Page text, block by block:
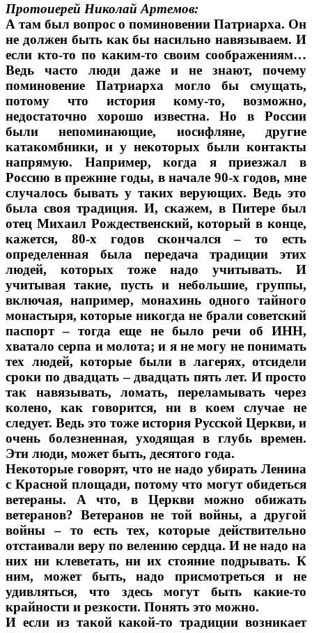
Протоиерей Николай Артемов:
А там был вопрос о поминовении Патриарха. Он
не должен быть как бы насильно навязываем. И
если кто-то по каким-то своим соображениям…
Ведь часто люди даже и не знают, почему
поминовение Патриарха могло бы смущать,
потому что история кому-то, возможно,
недостаточно хорошо известна. Но в России
были непоминающие, иосифляне, другие
катакомбники, и у некоторых были контакты
напрямую. Например, когда я приезжал в
Россию в прежние годы, в начале 90-х годов, мне
случалось бывать у таких верующих. Ведь это
была своя традиция. И, скажем, в Питере был
отец Михаил Рождественский, который в конце,
кажется, 80-х годов скончался – то есть
определенная была передача традиции этих
людей, которых тоже надо учитывать. И
учитывая такие, пусть и небольшие, группы,
включая, например, монахинь одного тайного
монастыря, которые никогда не брали советский
паспорт – тогда еще не было речи об ИНН,
хватало серпа и молота; и я не могу не понимать
тех людей, которые были в лагерях, отсидели
сроки по двадцать – двадцать пять лет. И просто
так навязывать, ломать, переламывать через
колено, как говорится, ни в коем случае не
следует. Ведь это тоже история Русской Церкви, и
очень болезненная, уходящая в глубь времен.
Эти люди, может быть, десятого года.
Некоторые говорят, что не надо убирать Ленина
с Красной площади, потому что могут обидеться
ветераны. А что, в Церкви можно обижать
ветеранов? Ветеранов не той войны, а другой
войны – то есть тех, которые действительно
отстаивали веру по велению сердца. И не надо на
них ни клеветать, ни их стояние подрывать. К
ним, может быть, надо присмотреться и не
удивляться, что здесь могут быть какие-то
крайности и резкости. Понять это можно.
И если из такой какой-то традиции возникает